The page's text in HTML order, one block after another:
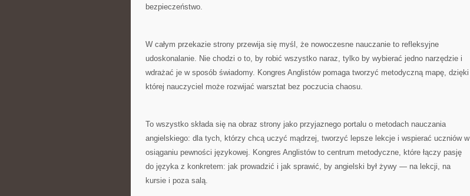
bezpieczeństwo.
W całym przekazie strony przewija się myśl, że nowoczesne nauczanie to refleksyjne
udoskonalanie. Nie chodzi o to, by robić wszystko naraz, tylko by wybierać jedno narzędzie i
wdrażać je w sposób świadomy. Kongres Anglistów pomaga tworzyć metodyczną mapę, dzięki
której nauczyciel może rozwijać warsztat bez poczucia chaosu.
To wszystko składa się na obraz strony jako przyjaznego portalu o metodach nauczania
angielskiego: dla tych, którzy chcą uczyć mądrzej, tworzyć lepsze lekcje i wspierać uczniów w
osiąganiu pewności językowej. Kongres Anglistów to centrum metodyczne, które łączy pasję
do języka z konkretem: jak prowadzić i jak sprawić, by angielski był żywy — na lekcji, na
kursie i poza salą.